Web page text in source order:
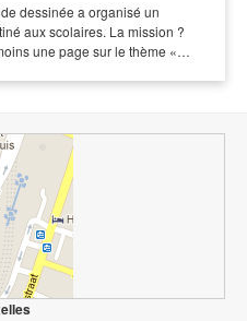
dessinée a organisé un
aux scolaires. La mission ?
une page sur le thème «…